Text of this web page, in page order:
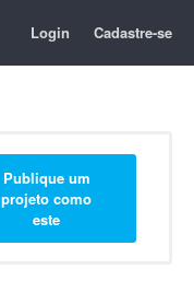
Login Cadastre-se
Publique um
projeto como
este